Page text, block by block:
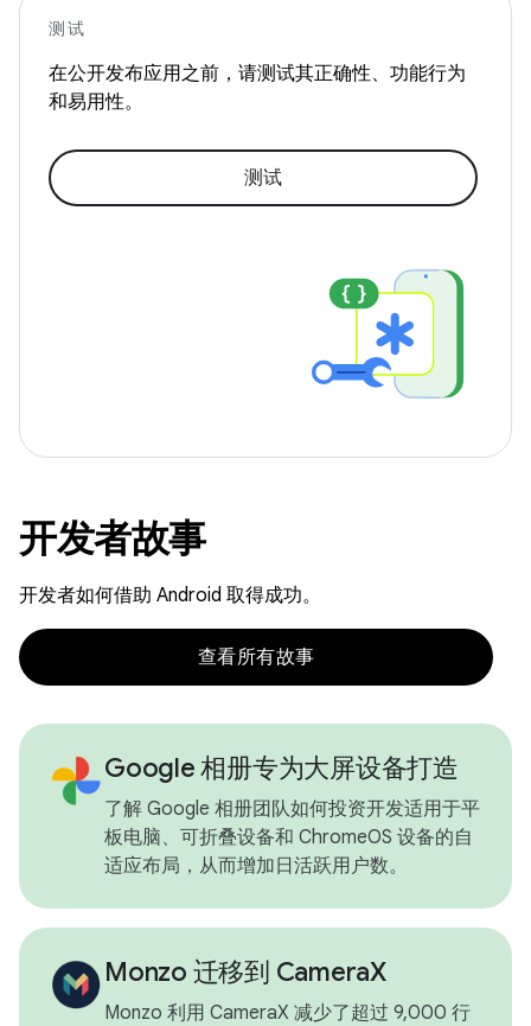
测试
在公开发布应用之前，请测试其正确性、功能行为
和易用性。
测试
开发者故事
开发者如何借助 Android 取得成功。
查看所有故事
Google 相册专为大屏设备打造
了解 Google 相册团队如何投资开发适用于平
板电脑、可折叠设备和 ChromeOS 设备的自
适应布局，从而增加日活跃用户数。
Monzo 迁移到 CameraX
Monzo 利用 CameraX 减少了超过 9,000 行